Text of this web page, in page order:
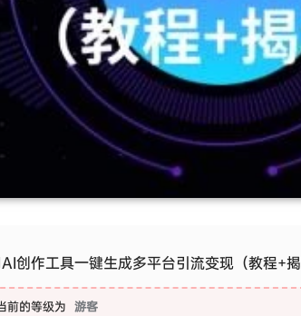
创作工具一键生成多平台引流变现（教程+揭
前的等级为 游客